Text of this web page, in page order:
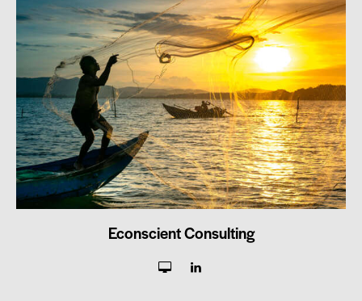
Econscient Consulting